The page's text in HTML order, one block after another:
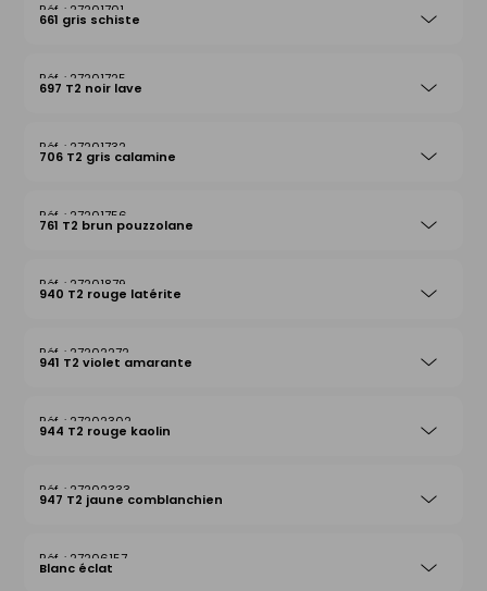
27201701
661 gris schiste
27201725
697 T2 noir lave
27201732
706 T2 gris calamine
27201756
761 T2 brun pouzzolane
27201879
940 T2 rouge latérite
27202272
941 T2 violet amarante
27202302
944 T2 rouge kaolin
27202333
947 T2 jaune comblanchien
27206157
Blanc éclat